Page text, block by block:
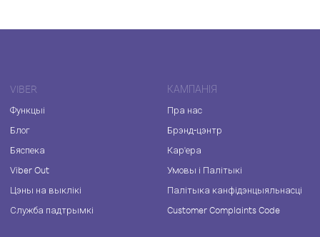
VIBER
Функцыі
Блог
Бяспека
Viber Out
Цэны на выклікі
Служба падтрымкі
КАМПАНІЯ
Пра нас
Брэнд-цэнтр
Кар'ера
Умовы і Палітыкі
Палітыка канфідэнцыяльнасці
Customer Complaints Code